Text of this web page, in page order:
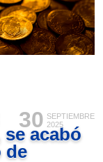
30 SEPTIEMBRE
2025
se acabó
de